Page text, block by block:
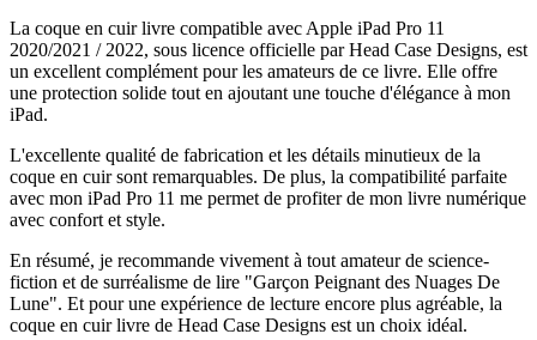
La coque en cuir livre compatible avec Apple iPad Pro 11
2020/2021 / 2022, sous licence officielle par Head Case Designs, est
un excellent complément pour les amateurs de ce livre. Elle offre
une protection solide tout en ajoutant une touche d'élégance à mon
iPad.
L'excellente qualité de fabrication et les détails minutieux de la
coque en cuir sont remarquables. De plus, la compatibilité parfaite
avec mon iPad Pro 11 me permet de profiter de mon livre numérique
avec confort et style.
En résumé, je recommande vivement à tout amateur de science-
fiction et de surréalisme de lire "Garçon Peignant des Nuages De
Lune". Et pour une expérience de lecture encore plus agréable, la
coque en cuir livre de Head Case Designs est un choix idéal.